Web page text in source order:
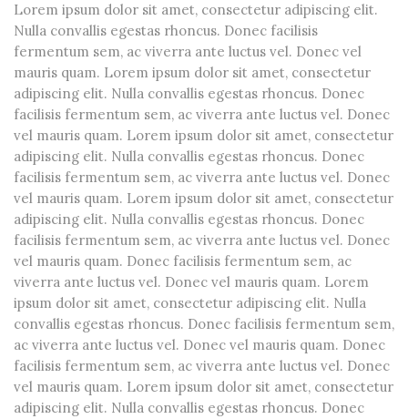
Lorem ipsum dolor sit amet, consectetur adipiscing elit.
Nulla convallis egestas rhoncus. Donec facilisis
fermentum sem, ac viverra ante luctus vel. Donec vel
mauris quam. Lorem ipsum dolor sit amet, consectetur
adipiscing elit. Nulla convallis egestas rhoncus. Donec
facilisis fermentum sem, ac viverra ante luctus vel. Donec
vel mauris quam. Lorem ipsum dolor sit amet, consectetur
adipiscing elit. Nulla convallis egestas rhoncus. Donec
facilisis fermentum sem, ac viverra ante luctus vel. Donec
vel mauris quam. Lorem ipsum dolor sit amet, consectetur
adipiscing elit. Nulla convallis egestas rhoncus. Donec
facilisis fermentum sem, ac viverra ante luctus vel. Donec
vel mauris quam. Donec facilisis fermentum sem, ac
viverra ante luctus vel. Donec vel mauris quam. Lorem
ipsum dolor sit amet, consectetur adipiscing elit. Nulla
convallis egestas rhoncus. Donec facilisis fermentum sem,
ac viverra ante luctus vel. Donec vel mauris quam. Donec
facilisis fermentum sem, ac viverra ante luctus vel. Donec
vel mauris quam. Lorem ipsum dolor sit amet, consectetur
adipiscing elit. Nulla convallis egestas rhoncus. Donec